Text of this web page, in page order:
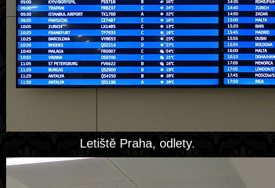
Letiště Praha, odlety.